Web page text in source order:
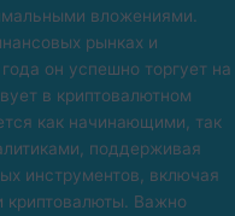
вложениями.
рынках и
он успешно торгует на
в криптовалютном
как начинающими, так
поддерживая
инструментов, включая
Важно